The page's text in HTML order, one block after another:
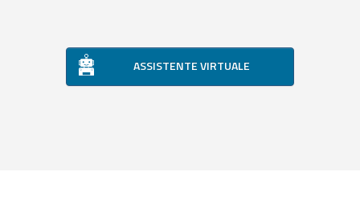
ASSISTENTE VIRTUALE